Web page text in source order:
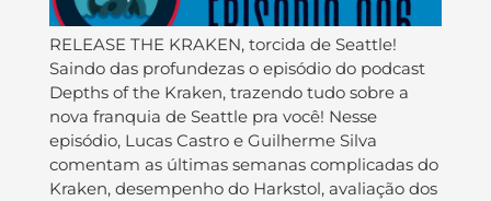
RELEASE THE KRAKEN, torcida de Seattle!
Saindo das profundezas o episódio do podcast
Depths of the Kraken, trazendo tudo sobre a
nova franquia de Seattle pra você! Nesse
episódio, Lucas Castro e Guilherme Silva
comentam as últimas semanas complicadas do
Kraken, desempenho do Harkstol, avaliação dos